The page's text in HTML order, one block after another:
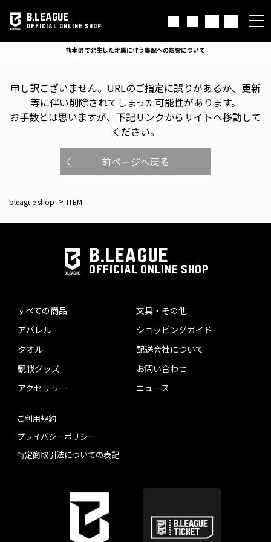
B.LEAGUE
OFFICIAL ONLINE SHOP
熊本県で発生した地震に伴う集配への影響について
申し訳ございません。 URLのご指定に誤りがあるか、更新
等に伴い削除されてしまった可能性があります。
お手数とは思いますが、下記リンクからサイトへ移動して
ください。
前ページへ戻る
bleague shop ITEM
B.LEAGUE
OFFICIAL ONLINE SHOP
すべての商品
アパレル
タオル
観戦グッズ
アクセサリー
文具・その他
ショッピングガイド
配送会社について
お問い合わせ
ニュース
ご利用規約
プライバシーポリシー
特定商取引法についての表記